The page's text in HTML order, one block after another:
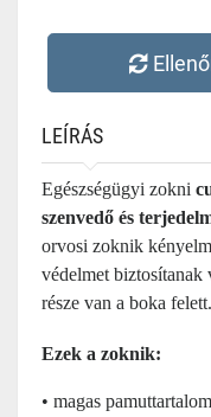
LEÍRÁS
Egészségügyi zokni
szenvedő és
orvosi zoknik
védelmet
része van a boka felett.
Ezek a zoknik:
• magas